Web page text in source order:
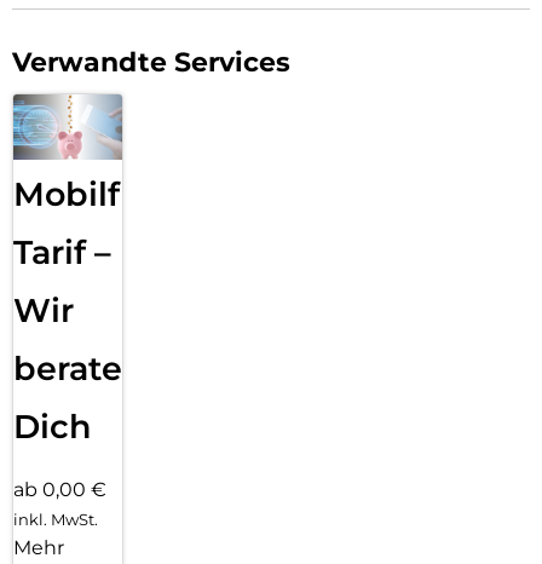
Verwandte Services
Mobilfunk
Tarif –
Wir
beraten
Dich
ab 0,00 €
inkl. MwSt.
Mehr